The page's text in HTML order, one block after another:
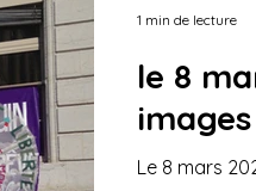
le 8
images
Le 8 mars
1 min de lecture